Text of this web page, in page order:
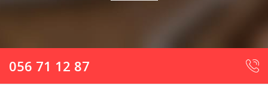
056 71 12 87